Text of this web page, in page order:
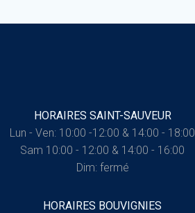
HORAIRES SAINT-SAUVEUR
Lun - Ven: 10:00 -12:00 & 14:00 - 18:00
Sam 10:00 - 12:00 & 14:00 - 16:00
Dim: fermé
HORAIRES BOUVIGNIES